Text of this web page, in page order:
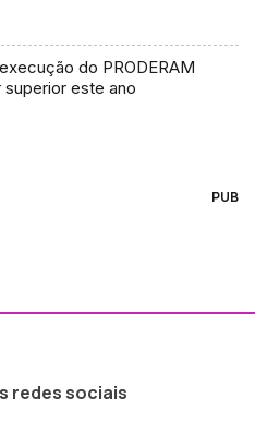
do PRODERAM
este ano
PUB
redes sociais